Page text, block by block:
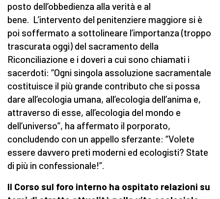
posto dell’obbedienza alla verità e al
bene. L’intervento del penitenziere maggiore si è
poi soffermato a sottolineare l’importanza (troppo
trascurata oggi) del sacramento della
Riconciliazione e i doveri a cui sono chiamati i
sacerdoti: “Ogni singola assoluzione sacramentale
costituisce il più grande contributo che si possa
dare all’ecologia umana, all’ecologia dell’anima e,
attraverso di esse, all’ecologia del mondo e
dell’universo”, ha affermato il porporato,
concludendo con un appello sferzante: “Volete
essere davvero preti moderni ed ecologisti? State
di più in confessionale!”.
Il Corso sul foro interno ha ospitato relazioni su